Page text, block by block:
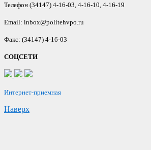
Телефон (34147) 4-16-03, 4-16-10, 4-16-19
Email: inbox@politehvpo.ru
Факс: (34147) 4-16-03
СОЦСЕТИ
Интернет-приемная
Наверх